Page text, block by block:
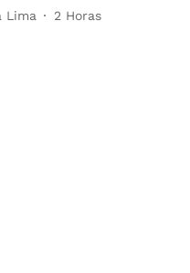
Lima 2 Horas